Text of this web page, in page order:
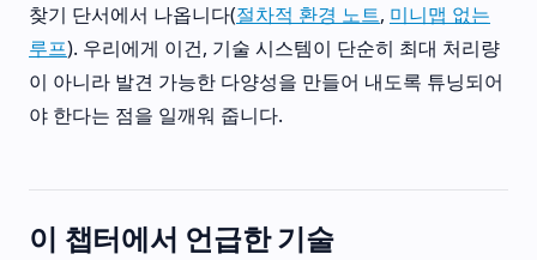
찾기 단서에서 나옵니다(절차적 환경 노트, 미니맵 없는
루프). 우리에게 이건, 기술 시스템이 단순히 최대 처리량
이 아니라 발견 가능한 다양성을 만들어 내도록 튜닝되어
야 한다는 점을 일깨워 줍니다.
이 챕터에서 언급한 기술